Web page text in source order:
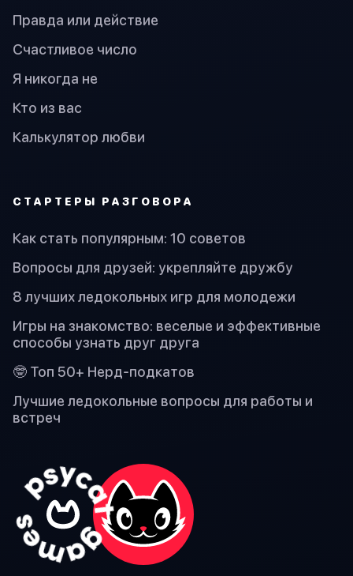
Правда или действие
Счастливое число
Я никогда не
Кто из вас
Калькулятор любви
СТАРТЕРЫ РАЗГОВОРА
Как стать популярным: 10 советов
Вопросы для друзей: укрепляйте дружбу
8 лучших ледокольных игр для молодежи
Игры на знакомство: веселые и эффективные
способы узнать друг друга
🤓 Топ 50+ Нерд-подкатов
Лучшие ледокольные вопросы для работы и
встреч